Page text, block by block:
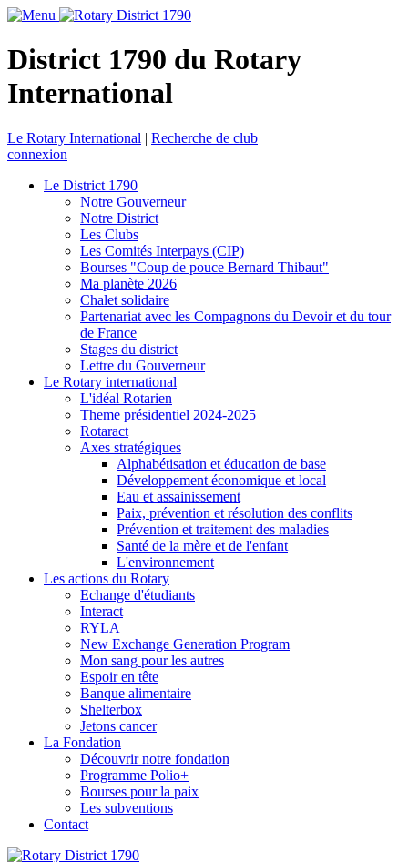
District 1790 du Rotary
International
Le Rotary International | Recherche de club
connexion
Le District 1790
Notre Gouverneur
Notre District
Les Clubs
Les Comités Interpays (CIP)
Bourses "Coup de pouce Bernard Thibaut"
Ma planète 2026
Chalet solidaire
Partenariat avec les Compagnons du Devoir et du tour
de France
Stages du district
Lettre du Gouverneur
Le Rotary international
L'idéal Rotarien
Theme présidentiel 2024-2025
Rotaract
Axes stratégiques
Alphabétisation et éducation de base
Développement économique et local
Eau et assainissement
Paix, prévention et résolution des conflits
Prévention et traitement des maladies
Santé de la mère et de l'enfant
L'environnement
Les actions du Rotary
Echange d'étudiants
Interact
RYLA
New Exchange Generation Program
Mon sang pour les autres
Espoir en tête
Banque alimentaire
Shelterbox
Jetons cancer
La Fondation
Découvrir notre fondation
Programme Polio+
Bourses pour la paix
Les subventions
Contact